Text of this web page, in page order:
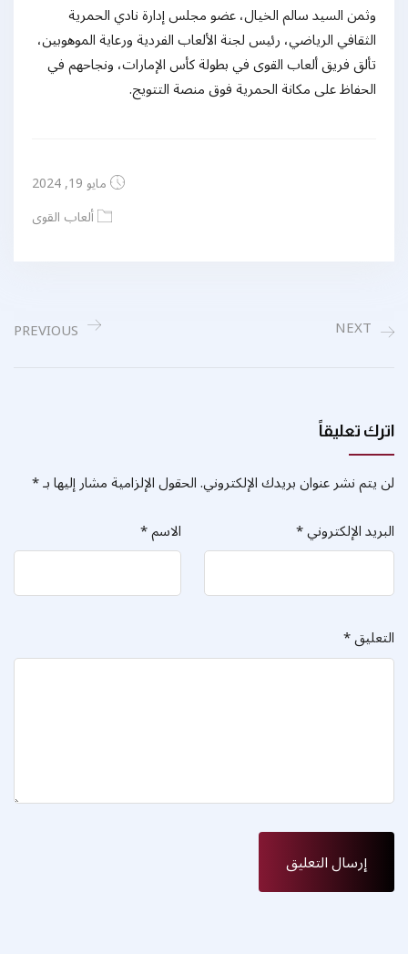
وثمن السيد سالم الخيال، عضو مجلس إدارة نادي الحمرية
الثقافي الرياضي، رئيس لجنة الألعاب الفردية ورعاية الموهوبين،
تألق فريق ألعاب القوى في بطولة كأس الإمارات، ونجاحهم في
الحفاظ على مكانة الحمرية فوق منصة التتويج.
مايو 19, 2024
ألعاب القوى
PREVIOUS NEXT
اترك تعليقاً
لن يتم نشر عنوان بريدك الإلكتروني.الحقول الإلزامية مشار إليها بـ*
الاسم* البريد الإلكتروني*
التعليق*